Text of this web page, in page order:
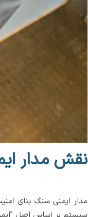
نقش مدار
مدار ایمنی سنگ بنای